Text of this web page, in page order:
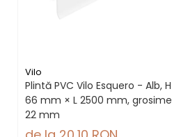
Vilo
Plintă PVC Vilo Esquero - Alb, H
66 mm × L 2500 mm, grosime
22 mm